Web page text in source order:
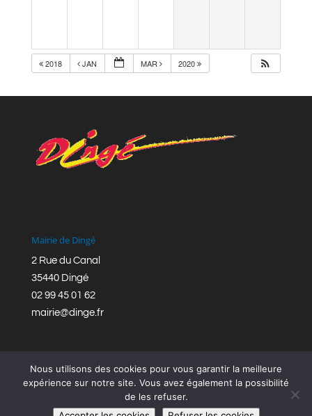
2018 JAN MAR 2020
Mairie de Dingé
2 Rue du Canal
35440 Dingé
02 99 45 01 62
mairie@dinge.fr
Réalisation © Mairie de Dingé,Bretagne Romantique
Nous utilisons des cookies pour vous garantir la meilleure
expérience sur notre site. Vous avez également la possibilité
de les refuser.